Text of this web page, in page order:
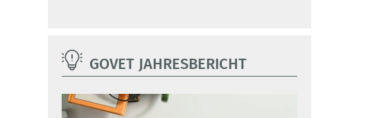
GOVET JAHRESBERICHT